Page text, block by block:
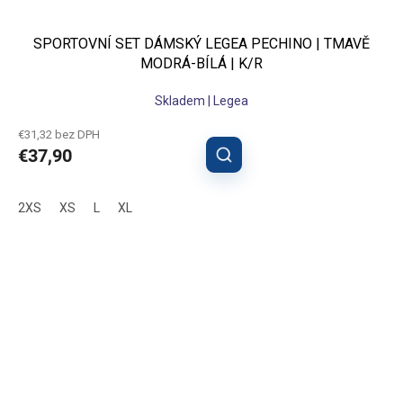
SPORTOVNÍ SET DÁMSKÝ LEGEA PECHINO | TMAVĚ
MODRÁ-BÍLÁ | K/R
Skladem | Legea
€31,32 bez DPH
€37,90
2XS XS XL